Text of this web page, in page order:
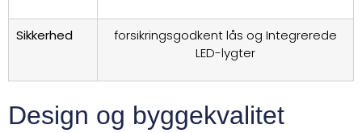
Sikkerhed
forsikringsgodkent lås og Integrerede
LED-lygter
Design og byggekvalitet